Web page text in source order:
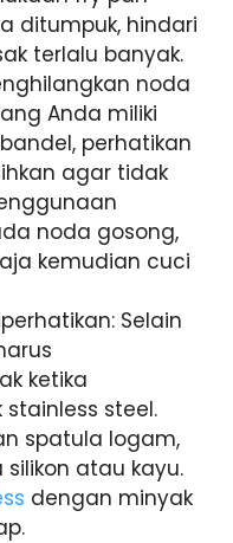
ditumpuk, hindari
terlalu banyak.
noda
Anda miliki
perhatikan
agar tidak
noda gosong,
kemudian cuci
Selain
ketika
steel.
spatula logam,
atau kayu.
dengan minyak